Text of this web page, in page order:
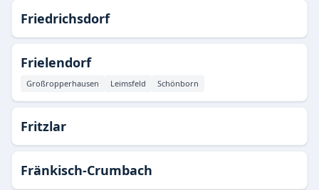
Friedrichsdorf
Frielendorf
Großropperhausen Leimsfeld Schönborn
Fritzlar
Fränkisch-Crumbach